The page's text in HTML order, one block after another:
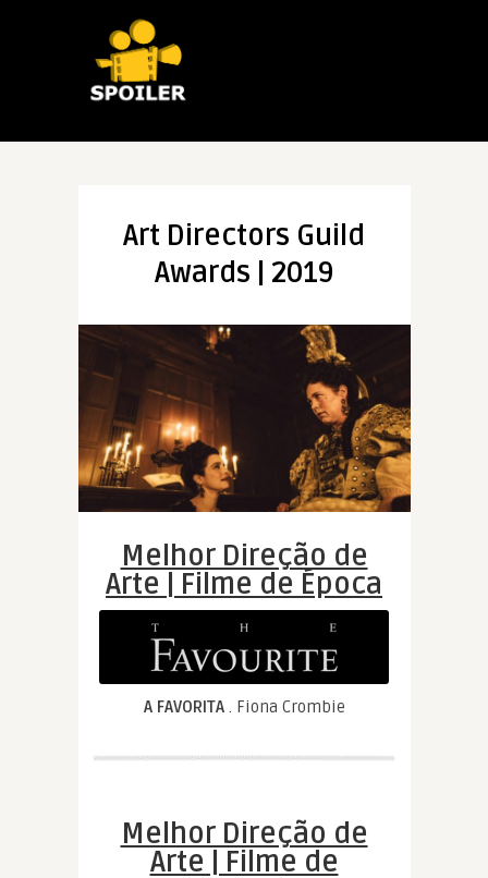
Art Directors Guild
Awards | 2019
Melhor Direção de
Arte | Filme de Época
A FAVORITA . Fiona Crombie
Melhor Direção de
Arte | Filme de